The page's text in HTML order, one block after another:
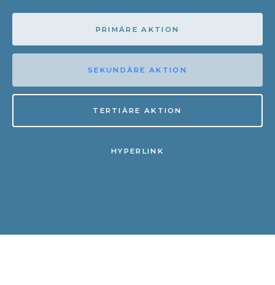
PRIMÄRE AKTION
SEKUNDÄRE AKTION
TERTIÄRE AKTION
HYPERLINK